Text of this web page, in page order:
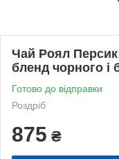
Чай Роял
бленд чорного і
Готово до відправки
Роздріб
875 ₴